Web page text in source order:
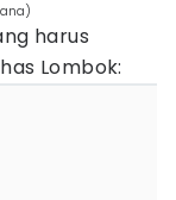
harus
Lombok: